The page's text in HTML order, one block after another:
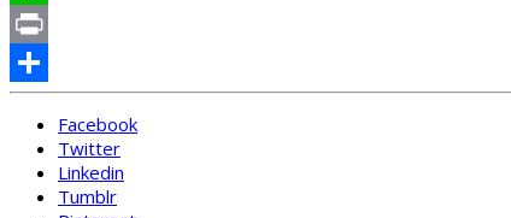
Line
Print
Share
Facebook
Twitter
Linkedin
Tumblr